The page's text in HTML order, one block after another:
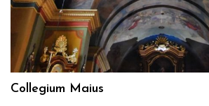
Collegium Maius